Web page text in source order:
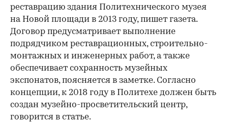
реставрацию здания Политехнического музея
на Новой площади в 2013 году, пишет газета.
Договор предусматривает выполнение
подрядчиком реставрационных, строительно-
монтажных и инженерных работ, а также
обеспечивает сохранность музейных
экспонатов, поясняется в заметке. Согласно
концепции, к 2018 году в Политехе должен быть
создан музейно-просветительский центр,
говорится в статье.